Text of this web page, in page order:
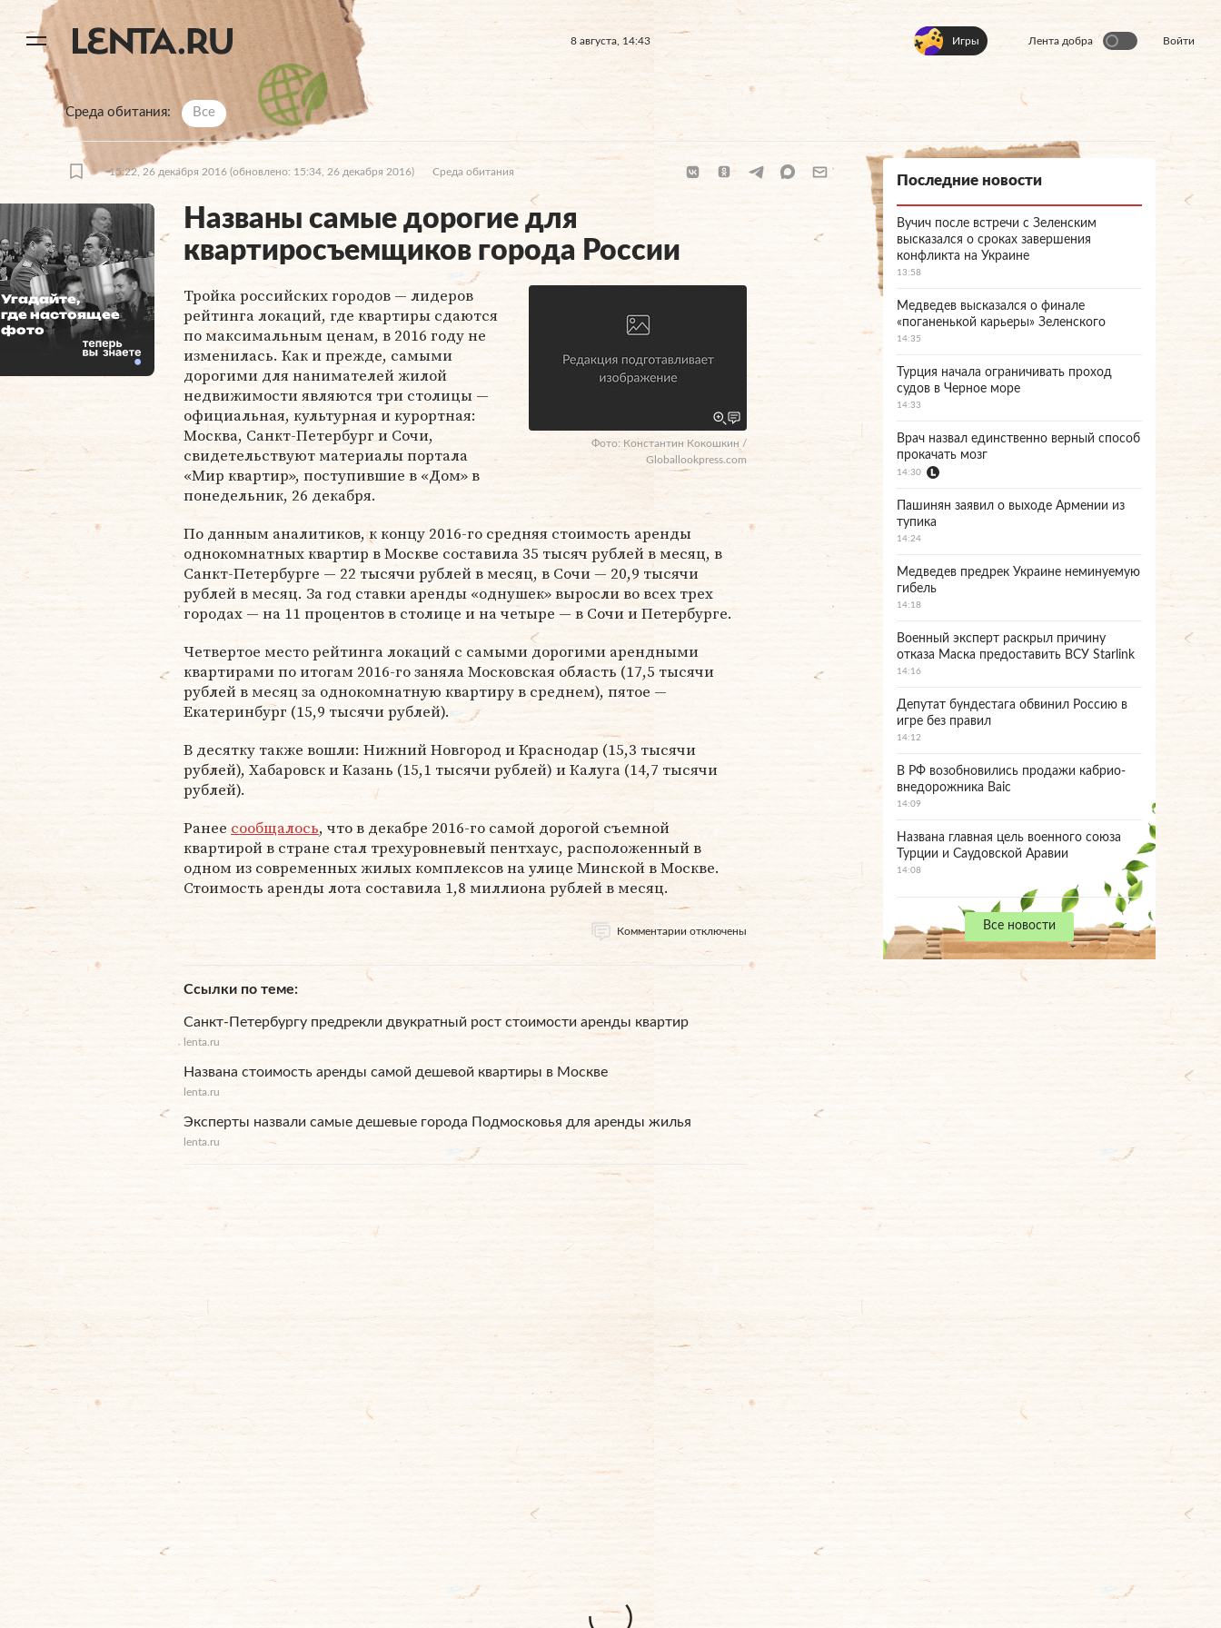
8 августа, 14:43 Игры Лента добра Войти
Среда обитания Все
15:22, 26 декабря 2016 (обновлено: 15:34, 26 декабря 2016) Среда обитания
Названы самые дорогие для
квартиросъемщиков города России
Фото: Константин Кокошкин /
Globallookpress.com
Тройка российских городов — лидеров
рейтинга локаций, где квартиры сдаются
по максимальным ценам, в 2016 году не
изменилась. Как и прежде, самыми
дорогими для нанимателей жилой
недвижимости являются три столицы —
официальная, культурная и курортная:
Москва, Санкт-Петербург и Сочи,
свидетельствуют материалы портала
«Мир квартир», поступившие в «Дом» в
понедельник, 26 декабря.
По данным аналитиков, к концу 2016-го средняя стоимость аренды
однокомнатных квартир в Москве составила 35 тысяч рублей в месяц, в
Санкт-Петербурге — 22 тысячи рублей в месяц, в Сочи — 20,9 тысячи
рублей в месяц. За год ставки аренды «однушек» выросли во всех трех
городах — на 11 процентов в столице и на четыре — в Сочи и Петербурге.
Четвертое место рейтинга локаций с самыми дорогими арендными
квартирами по итогам 2016-го заняла Московская область (17,5 тысячи
рублей в месяц за однокомнатную квартиру в среднем), пятое —
Екатеринбург (15,9 тысячи рублей).
В десятку также вошли: Нижний Новгород и Краснодар (15,3 тысячи
рублей), Хабаровск и Казань (15,1 тысячи рублей) и Калуга (14,7 тысячи
рублей).
Ранее сообщалось, что в декабре 2016-го самой дорогой съемной
квартирой в стране стал трехуровневый пентхаус, расположенный в
одном из современных жилых комплексов на улице Минской в Москве.
Стоимость аренды лота составила 1,8 миллиона рублей в месяц.
Комментарии отключены
Ссылки по теме
Санкт-Петербургу предрекли двукратный рост стоимости аренды квартир
lenta.ru
Названа стоимость аренды самой дешевой квартиры в Москве
lenta.ru
Эксперты назвали самые дешевые города Подмосковья для аренды жилья
lenta.ru
Угадайте,
где настоящее
фото
Последние новости
Вучич после встречи с Зеленским
высказался о сроках завершения
конфликта на Украине
13:58
Медведев высказался о финале
«поганенькой карьеры» Зеленского
14:35
Турция начала ограничивать проход
судов в Черное море
14:33
Врач назвал единственно верный способ
прокачать мозг
14:30
Пашинян заявил о выходе Армении из
тупика
14:24
Медведев предрек Украине неминуемую
гибель
14:18
Военный эксперт раскрыл причину
отказа Маска предоставить ВСУ Starlink
14:16
Депутат бундестага обвинил Россию в
игре без правил
14:12
В РФ возобновились продажи кабрио-
внедорожника Baic
14:09
Названа главная цель военного союза
Турции и Саудовской Аравии
14:08
Все новости